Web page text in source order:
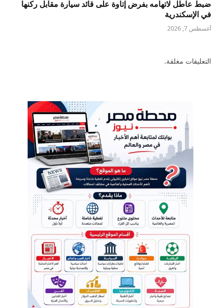
ضبط عاطل لاتهامه بفرض إتاوة على قائد سيارة مقابل ركنها
في الإسكندرية
أغسطس 7, 2026
التعليقات مغلقة.